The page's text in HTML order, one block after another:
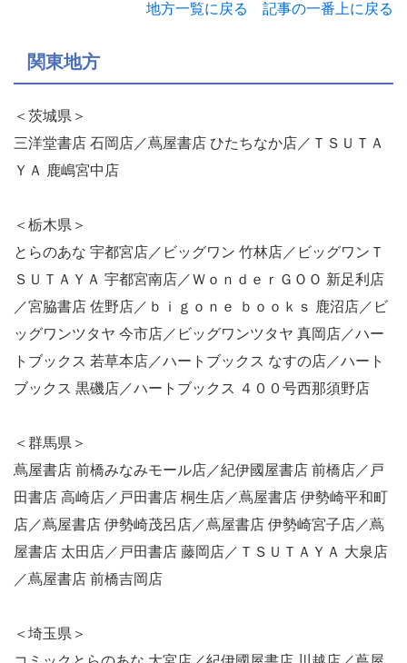
地方一覧に戻る 記事の一番上に戻る
関東地方
＜茨城県＞
三洋堂書店 石岡店／蔦屋書店 ひたちなか店／ＴＳＵＴＡ
ＹＡ 鹿嶋宮中店
＜栃木県＞
とらのあな 宇都宮店／ビッグワン 竹林店／ビッグワンＴ
ＳＵＴＡＹＡ 宇都宮南店／ＷｏｎｄｅｒＧＯＯ 新足利店
／宮脇書店 佐野店／ｂｉｇｏｎｅ ｂｏｏｋｓ 鹿沼店／ビ
ッグワンツタヤ 今市店／ビッグワンツタヤ 真岡店／ハー
トブックス 若草本店／ハートブックス なすの店／ハート
ブックス 黒磯店／ハートブックス ４００号西那須野店
＜群馬県＞
蔦屋書店 前橋みなみモール店／紀伊國屋書店 前橋店／戸
田書店 高崎店／戸田書店 桐生店／蔦屋書店 伊勢崎平和町
店／蔦屋書店 伊勢崎茂呂店／蔦屋書店 伊勢崎宮子店／蔦
屋書店 太田店／戸田書店 藤岡店／ＴＳＵＴＡＹＡ 大泉店
／蔦屋書店 前橋吉岡店
＜埼玉県＞